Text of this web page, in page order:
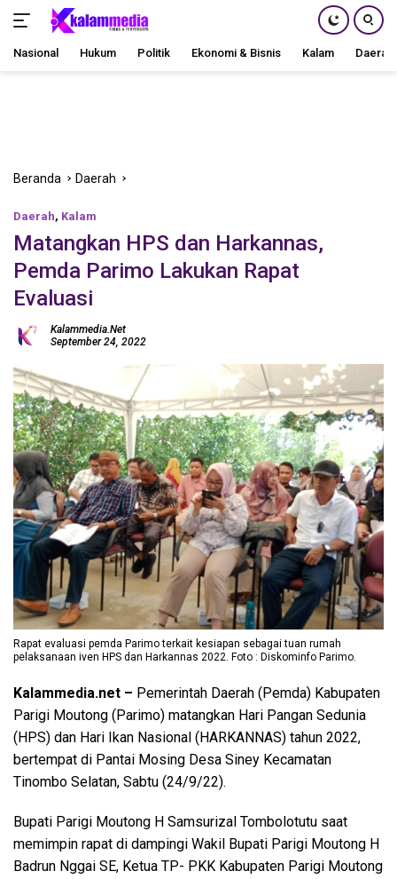
Nasional Hukum Politik Ekonomi & Bisnis Kalam Daerah
Beranda Daerah
Daerah, Kalam
Matangkan HPS dan Harkannas,
Pemda Parimo Lakukan Rapat
Evaluasi
Kalammedia.net
September 24, 2022
Rapat evaluasi pemda Parimo terkait kesiapan sebagai tuan rumah
pelaksanaan iven HPS dan Harkannas 2022. Foto : Diskominfo Parimo.
Kalammedia.net – Pemerintah Daerah (Pemda) Kabupaten
Parigi Moutong (Parimo) matangkan Hari Pangan Sedunia
(HPS) dan Hari Ikan Nasional (HARKANNAS) tahun 2022,
bertempat di Pantai Mosing Desa Siney Kecamatan
Tinombo Selatan, Sabtu (24/9/22).
Bupati Parigi Moutong H Samsurizal Tombolotutu saat
memimpin rapat di dampingi Wakil Bupati Parigi Moutong H
Badrun Nggai SE, Ketua TP- PKK Kabupaten Parigi Moutong